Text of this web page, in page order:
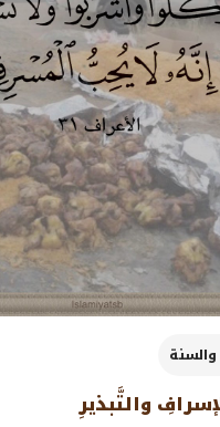
والسنة
والتَّبذيرِ